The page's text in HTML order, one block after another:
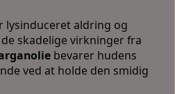
lysinduceret aldring og
skadelige virkninger fra
bevarer hudens
ved at holde den smidig